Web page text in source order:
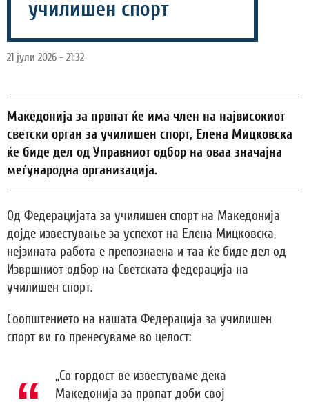
училишен спорт
21 јули 2026 - 21:32
Македонија за првпат ќе има член на највисокиот
светски орган за училишен спорт, Елена Мицковска
ќе биде дел од Управниот одбор на оваа значајна
меѓународна организација.
Од Федерацијата за училишен спорт на Македонија
дојде известување за успехот на Елена Мицковска,
нејзината работа е препознаена и таа ќе биде дел од
Извршниот одбор на Светската федерација на
училишен спорт.
Соопштението на нашата Федерација за училишен
спорт ви го пренесуваме во целост:
„Со гордост ве известуваме дека
Македонија за првпат доби свој